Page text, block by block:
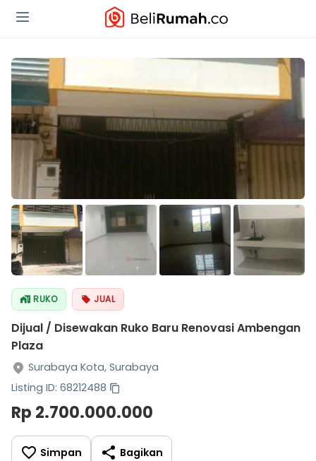
RUKO JUAL
Dijual / Disewakan Ruko Baru Renovasi Ambengan
Plaza
Surabaya Kota, Surabaya
Listing ID: 68212488
Rp 2.700.000.000
Simpan Bagikan